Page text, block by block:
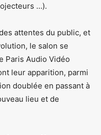
…).
attentes du public, et
le salon se
Paris Audio Vidéo
leur apparition, parmi
doublée en passant à
lieu et de